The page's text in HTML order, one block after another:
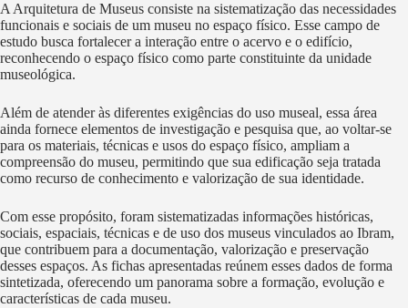
A Arquitetura de Museus consiste na sistematização das necessidades
funcionais e sociais de um museu no espaço físico. Esse campo de
estudo busca fortalecer a interação entre o acervo e o edifício,
reconhecendo o espaço físico como parte constituinte da unidade
museológica.
Além de atender às diferentes exigências do uso museal, essa área
ainda fornece elementos de investigação e pesquisa que, ao voltar-se
para os materiais, técnicas e usos do espaço físico, ampliam a
compreensão do museu, permitindo que sua edificação seja tratada
como recurso de conhecimento e valorização de sua identidade.
Com esse propósito, foram sistematizadas informações históricas,
sociais, espaciais, técnicas e de uso dos museus vinculados ao Ibram,
que contribuem para a documentação, valorização e preservação
desses espaços. As fichas apresentadas reúnem esses dados de forma
sintetizada, oferecendo um panorama sobre a formação, evolução e
características de cada museu.